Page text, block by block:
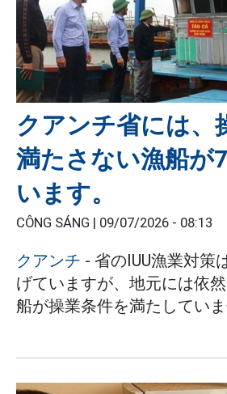
クアンチ省には、
満たさない漁船が
います。
CÔNG SÁNG | 09/07/2026 - 08:13
クアンチ - 省のIUU漁業対策
げていますが、地元には依
船が操業条件を満たしていま